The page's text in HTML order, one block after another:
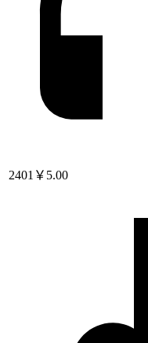
2401 ￥5.00